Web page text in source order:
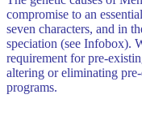
compromise to an
seven characters, and in
speciation (see Infobox).
requirement for pre-
altering or eliminating
programs.